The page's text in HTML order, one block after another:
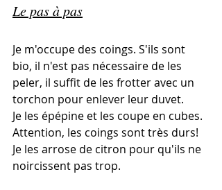
Le pas à pas
Je m'occupe des coings. S'ils sont
bio, il n'est pas nécessaire de les
peler, il suffit de les frotter avec un
torchon pour enlever leur duvet.
Je les épépine et les coupe en cubes.
Attention, les coings sont très durs!
Je les arrose de citron pour qu'ils ne
noircissent pas trop.